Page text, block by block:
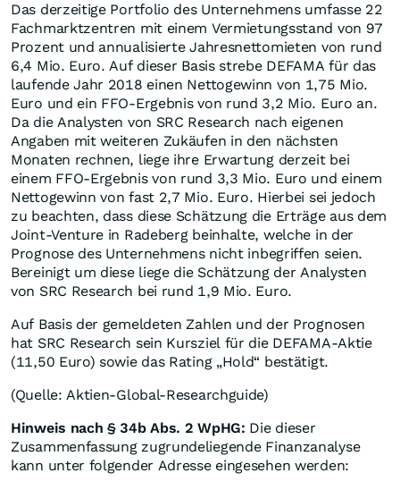
Das derzeitige Portfolio des Unternehmens umfasse 22
Fachmarktzentren mit einem Vermietungsstand von 97
Prozent und annualisierte Jahresnettomieten von rund
6,4 Mio. Euro. Auf dieser Basis strebe DEFAMA für das
laufende Jahr 2018 einen Nettogewinn von 1,75 Mio.
Euro und ein FFO-Ergebnis von rund 3,2 Mio. Euro an.
Da die Analysten von SRC Research nach eigenen
Angaben mit weiteren Zukäufen in den nächsten
Monaten rechnen, liege ihre Erwartung derzeit bei
einem FFO-Ergebnis von rund 3,3 Mio. Euro und einem
Nettogewinn von fast 2,7 Mio. Euro. Hierbei sei jedoch
zu beachten, dass diese Schätzung die Erträge aus dem
Joint-Venture in Radeberg beinhalte, welche in der
Prognose des Unternehmens nicht inbegriffen seien.
Bereinigt um diese liege die Schätzung der Analysten
von SRC Research bei rund 1,9 Mio. Euro.
Auf Basis der gemeldeten Zahlen und der Prognosen
hat SRC Research sein Kursziel für die DEFAMA-Aktie
(11,50 Euro) sowie das Rating „Hold“ bestätigt.
(Quelle: Aktien-Global-Researchguide)
Hinweis nach § 34b Abs. 2 WpHG: Die dieser
Zusammenfassung zugrundeliegende Finanzanalyse
kann unter folgender Adresse eingesehen werden: